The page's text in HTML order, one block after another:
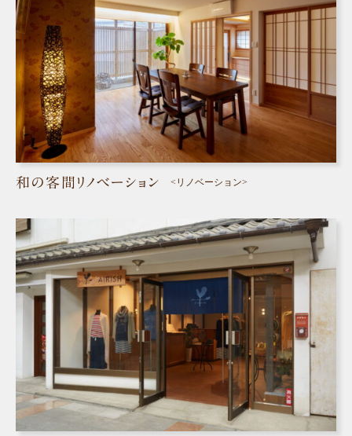
和の客間リノベーション <リノベーション>